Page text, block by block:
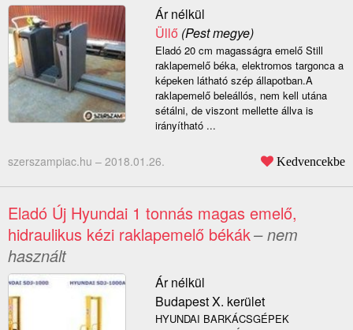
Ár nélkül
Üllő (Pest megye)
Eladó 20 cm magasságra emelő Still
raklapemelő béka, elektromos targonca a
képeken látható szép állapotban.A
raklapemelő beleállós, nem kell utána
sétálni, de viszont mellette állva is
irányítható ...
szerszampiac.hu – 2018.01.26. Kedvencekbe
Eladó Új Hyundai 1 tonnás magas emelő,
hidraulikus kézi raklapemelő békák– nem
használt
Ár nélkül
Budapest X. kerület
HYUNDAI BARKÁCSGÉPEK